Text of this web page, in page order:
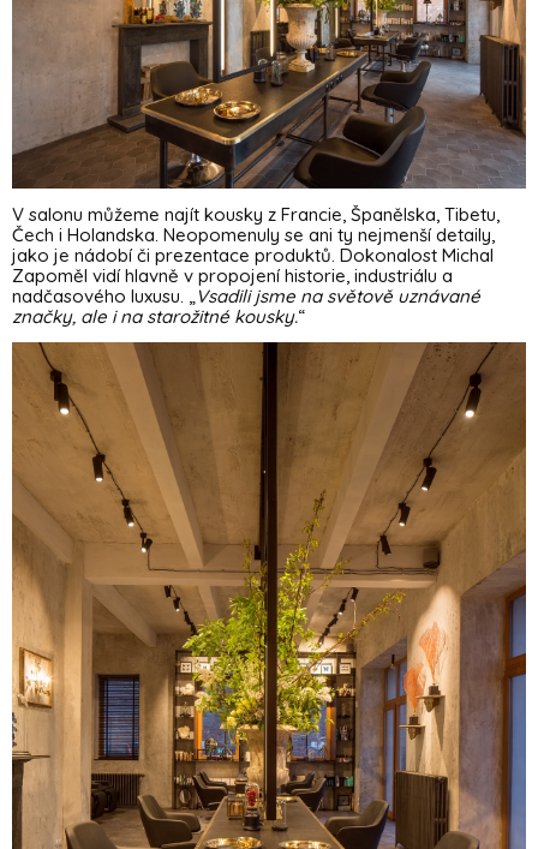
V salonu můžeme najít kousky z Francie, Španělska, Tibetu,
Čech i Holandska. Neopomenuly se ani ty nejmenší detaily,
jako je nádobí či prezentace produktů. Dokonalost Michal
Zapoměl vidí hlavně v propojení historie, industriálu a
nadčasového luxusu. „Vsadili jsme na světově uznávané
značky, ale i na starožitné kousky.“